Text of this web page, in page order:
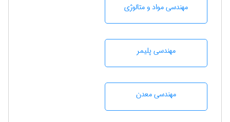
مهندسی مواد و متالوژی
مهندسی پليمر
مهندسی معدن